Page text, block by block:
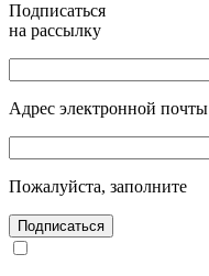
Подписаться
на рассылку
Адрес электронной почты
Пожалуйста, заполните
Подписаться